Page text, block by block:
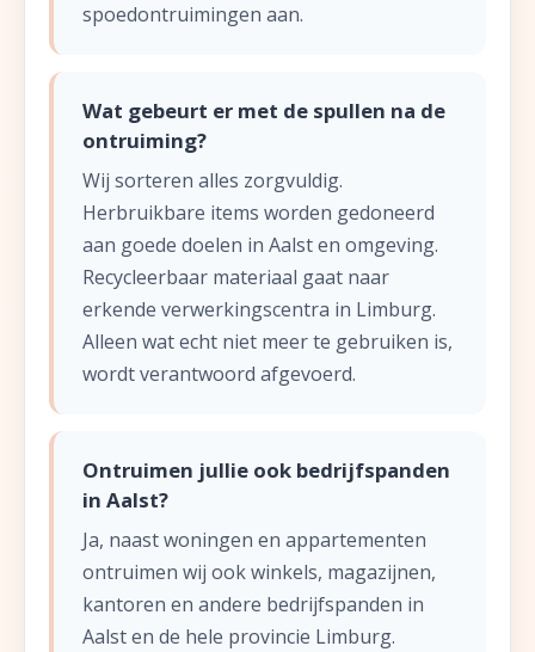
spoedontruimingen aan.
Wat gebeurt er met de spullen na de
ontruiming?
Wij sorteren alles zorgvuldig.
Herbruikbare items worden gedoneerd
aan goede doelen in Aalst en omgeving.
Recycleerbaar materiaal gaat naar
erkende verwerkingscentra in Limburg.
Alleen wat echt niet meer te gebruiken is,
wordt verantwoord afgevoerd.
Ontruimen jullie ook bedrijfspanden
in Aalst?
Ja, naast woningen en appartementen
ontruimen wij ook winkels, magazijnen,
kantoren en andere bedrijfspanden in
Aalst en de hele provincie Limburg.